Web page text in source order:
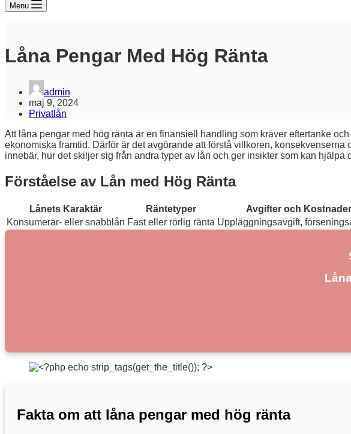
Menu
Låna Pengar Med Hög Ränta
admin
maj 9, 2024
Privatlån
Att låna pengar med hög ränta är en finansiell handling som kräver eftertanke
ekonomiska framtid. Därför är det avgörande att förstå villkoren,
innebär, hur det skiljer sig från andra typer av lån och ger insikter som kan hjälpa
Förståelse av Lån med Hög Ränta
Lånets Karaktär Räntetyper Avgifter och Kostnader
Konsumerar- eller snabblån Fast eller rörlig ränta Uppläggningsavgift,
Fakta om att låna pengar med hög ränta